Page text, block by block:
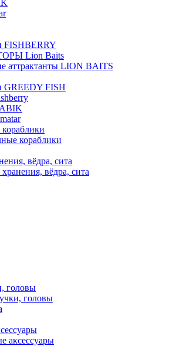
FISHBERRY
Lion Baits
аттрактанты LION BAITS
GREEDY FISH
кораблики
вёдра, сита
вёдра, сита
головы
головы
аксессуары